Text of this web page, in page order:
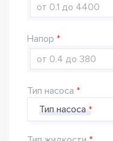
Напор
Тип насоса
Тип насоса